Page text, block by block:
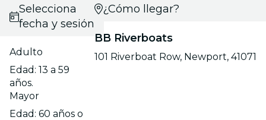
Selecciona
fecha y sesión
Adulto
Edad: 13 a 59
años.
Mayor
Edad: 60 años o
¿Cómo llegar?
BB Riverboats
101 Riverboat Row, Newport, 41071